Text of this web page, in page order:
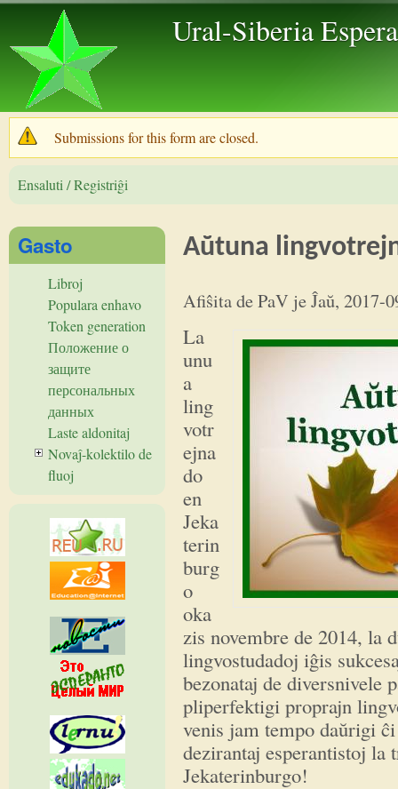
Ural-Siberia
Warning message
Submissions for this form are closed.
Ensaluti / Registriĝi
Aŭtuna
Afiŝita dePaV jeĴaŭ, 2017-
La
unu
a
ling
votr
ejna
do
en
Jeka
terin
burg
o
oka
zis novembre de 2014, la
lingvostudadoj iĝis
bezonataj de diversnivele
pliperfektigi proprajn
venis jam tempo daŭrigi
dezirantaj esperantistoj la
Jekaterinburgo!
Gasto
Libroj
Populara enhavo
Token generation
Положение о
защите
персональных
данных
Laste aldonitaj
Novaĵ-kolektilo de
fluoj